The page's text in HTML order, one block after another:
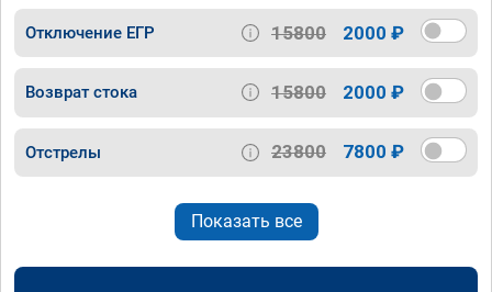
Отключение ЕГР 15800 2000 ₽
Возврат стока 15800 2000 ₽
Отстрелы 23800 7800 ₽
Показать все